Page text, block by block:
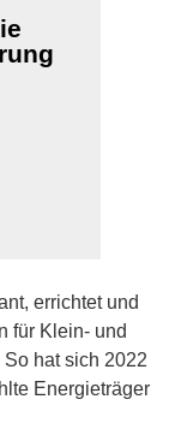
Auch
errichtet und
für Klein- und
hat sich 2022
Energieträger